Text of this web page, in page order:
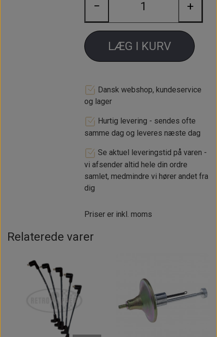
opmærksom på dette FØR du
Strømfordelerne med elektronisk
tænding har også to ledninger i
stedet for en:
tændspolen og så i stik på bilens
ledningsnet (oftest hvid/sort
Rød ledning går til plus på
− +
LÆG I KURV
Dansk webshop, kundeservice
og lager
Hurtig levering - sendes ofte
samme dag og leveres næste dag
Se aktuel leveringstid på varen -
vi afsender altid hele din ordre
samlet, medmindre vi hører andet fra
dig
Priser er inkl. moms
Relaterede varer